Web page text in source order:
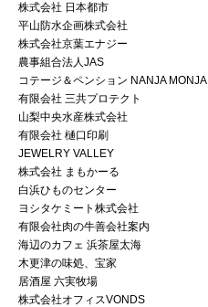
株式会社 日本都市
平山防水企画株式会社
株式会社京葉エナジー
農事組合法人JAS
コテージ＆ペンション NANJA MONJA
有限会社 三共プロテクト
山梨中央水産株式会社
有限会社 樋口印刷
JEWELRY VALLEY
株式会社 まもかーる
白浜ひものセンター
ヨシタケミート株式会社
有限会社肉の牛善会社案内
海辺のカフェ 浜茶屋太海
木更津の味処、宝家
居酒屋 六実牧場
株式会社オフィスVONDS